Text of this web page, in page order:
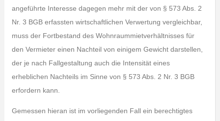
angeführte Interesse dagegen mehr mit der von § 573 Abs. 2
Nr. 3 BGB erfassten wirtschaftlichen Verwertung vergleichbar,
muss der Fortbestand des Wohnraummietverhältnisses für
den Vermieter einen Nachteil von einigem Gewicht darstellen,
der je nach Fallgestaltung auch die Intensität eines
erheblichen Nachteils im Sinne von § 573 Abs. 2 Nr. 3 BGB
erfordern kann.
Gemessen hieran ist im vorliegenden Fall ein berechtigtes